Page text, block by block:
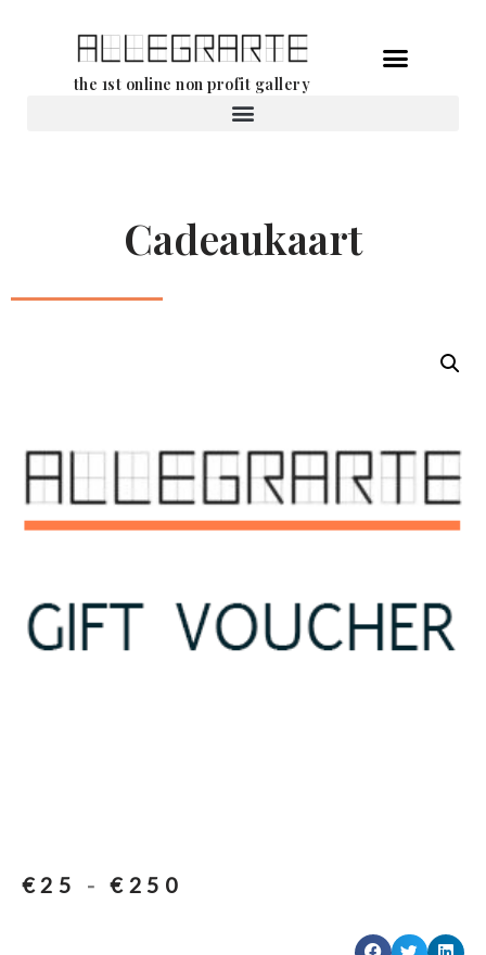
the 1st online non profit gallery
Cadeaukaart
€25 - € 250